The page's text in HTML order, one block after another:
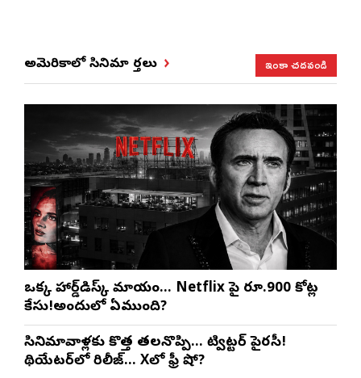
అమెరికాలో సినిమా వార్తలు ఇంకా చదవండి
ఒక్క హార్డ్‌డిస్క్ మాయం… Netflix పై రూ.900 కోట్ల
కేసు!అందులో ఏముంది?
సినిమావాళ్లకు కొత్త తలనొప్పి… ట్విట్టర్ పైరసీ!
థియేటర్‌లో రిలీజ్… Xలో ఫ్రీ షో?